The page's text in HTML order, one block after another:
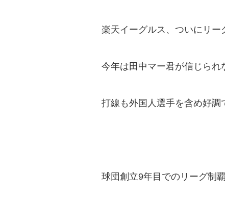
楽天イーグルス、ついにリー
今年は田中マー君が信じられ
打線も外国人選手を含め好調
球団創立9年目でのリーグ制